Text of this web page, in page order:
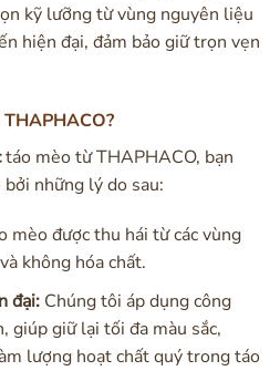
kỹ lưỡng từ vùng nguyên liệu
hiện đại, đảm bảo giữ trọn vẹn
táo mèo từ THAPHACO, bạn
những lý do sau:
mèo được thu hái từ các vùng
không hóa chất.
đại:Chúng tôi áp dụng công
giúp giữ lại tối đa màu sắc,
lượng hoạt chất quý trong táo